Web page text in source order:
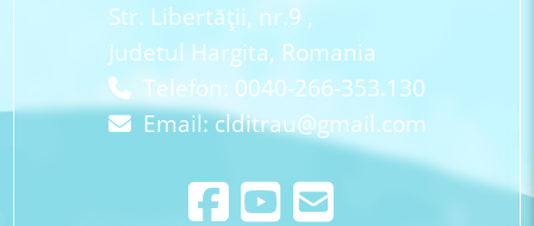
Str. Libertăţii, nr.9 ,
Judetul Hargita, Romania
Telefon: 0040-266-353.130
Email:clditrau@gmail.com